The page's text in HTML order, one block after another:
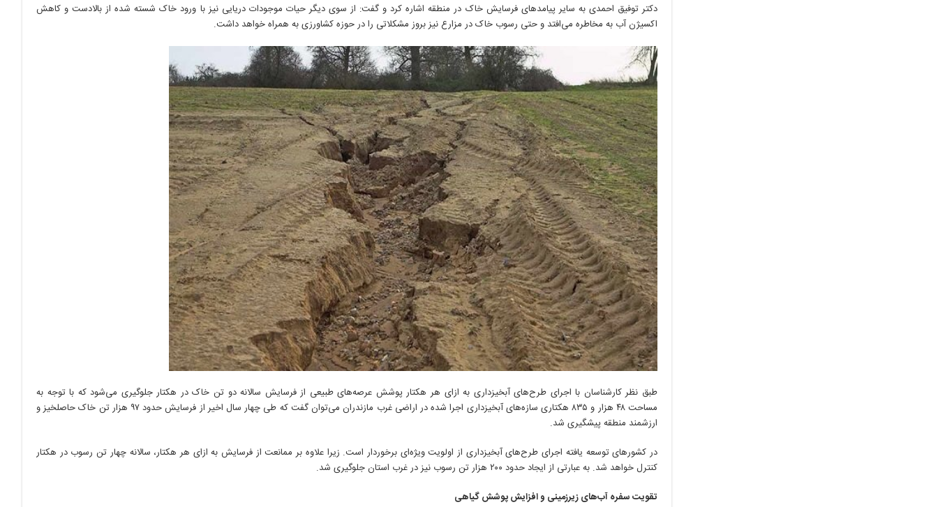
دکتر توفیق احمدی به سایر پیامدهای فرسایش خاک در منطقه اشاره کرد و گفت: از سوی دیگر حیات موجودات دریایی نیز با ورود خاک شسته شده از بالادست و کاهش
اکسیژن آب به مخاطره می‌افتد و حتی رسوب خاک در مزارع نیز بروز مشکلاتی را در حوزه کشاورزی به همراه خواهد داشت.
طبق نظر کارشناسان با اجرای طرح‌های آبخیزداری به ازای هر هکتار پوشش عرصه‌های طبیعی از فرسایش سالانه دو تن خاک در هکتار جلوگیری می‌شود که با توجه به
مساحت ۴۸ هزار و ۸۳۵ هکتاری سازه‌های آبخیزداری اجرا شده در اراضی غرب مازندران می‌توان گفت که طی چهار سال اخیر از فرسایش حدود ۹۷ هزار تن خاک حاصلخیز و
ارزشمند منطقه پیشگیری شد.
در کشورهای توسعه یافته اجرای طرح‌های آبخیزداری از اولویت ویژه‌ای برخوردار است. زیرا علاوه بر ممانعت از فرسایش به ازای هر هکتار، سالانه چهار تن رسوب در هکتار
کنترل خواهد شد. به عبارتی از ایجاد حدود ۲۰۰ هزار تن رسوب نیز در غرب استان جلوگیری شد.
تقویت سفره آب‌های زیرزمینی و افزایش پوشش گیاهی